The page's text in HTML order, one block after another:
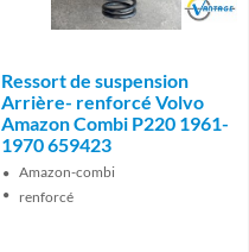
Brand
Ressort de suspension
Arrière- renforcé Volvo
Amazon Combi P220 1961-
1970 659423
Amazon-combi
renforcé